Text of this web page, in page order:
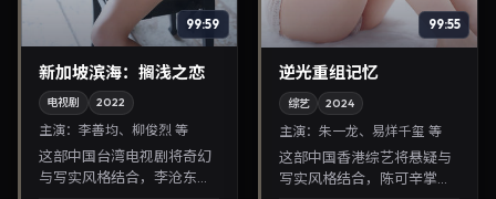
99:59
新加坡滨海：搁浅之恋
电视剧 2022
主演： 李善均、柳俊烈 等
这部中国台湾电视剧将奇幻
与写实风格结合，李沧东掌
99:55
逆光重组记忆
综艺 2024
主演：朱一龙、易烊千玺 等
这部中国香港综艺将悬疑与
写实风格结合，陈可辛掌